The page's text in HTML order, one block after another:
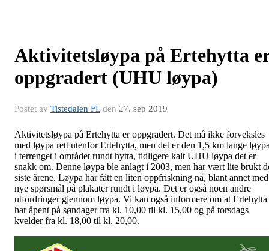
Aktivitetsløypa på Ertehytta
oppgradert (UHU løypa)
Postet av Tistedalen FLden 27. sep 2019
Aktivitetsløypa på Ertehytta er oppgradert. Det må ikke forveksles
med løypa rett utenfor Ertehytta, men det er den 1,5 km lange
i terrenget i området rundt hytta, tidligere kalt UHU løypa det er
snakk om. Denne løypa ble anlagt i 2003, men har vært lite brukt
siste årene. Løypa har fått en liten oppfriskning nå, blant annet med
nye spørsmål på plakater rundt i løypa. Det er også noen andre
utfordringer gjennom løypa. Vi kan også informere om at Ertehytta
har åpent på søndager fra kl. 10,00 til kl. 15,00 og på torsdags
kvelder fra kl. 18,00 til kl. 20,00.